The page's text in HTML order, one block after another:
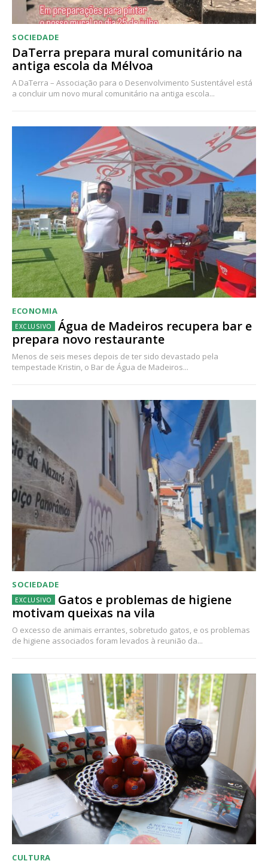
SOCIEDADE
DaTerra prepara mural comunitário na
antiga escola da Mélvoa
A DaTerra – Associação para o Desenvolvimento Sustentável está
a concluir um novo mural comunitário na antiga escola...
ECONOMIA
Água de Madeiros recupera bar e
prepara novo restaurante
Menos de seis meses depois de ter sido devastado pela
tempestade Kristin, o Bar de Água de Madeiros...
SOCIEDADE
Gatos e problemas de higiene
motivam queixas na vila
O excesso de animais errantes, sobretudo gatos, e os problemas
de higiene associados foram levados à reunião da...
CULTURA